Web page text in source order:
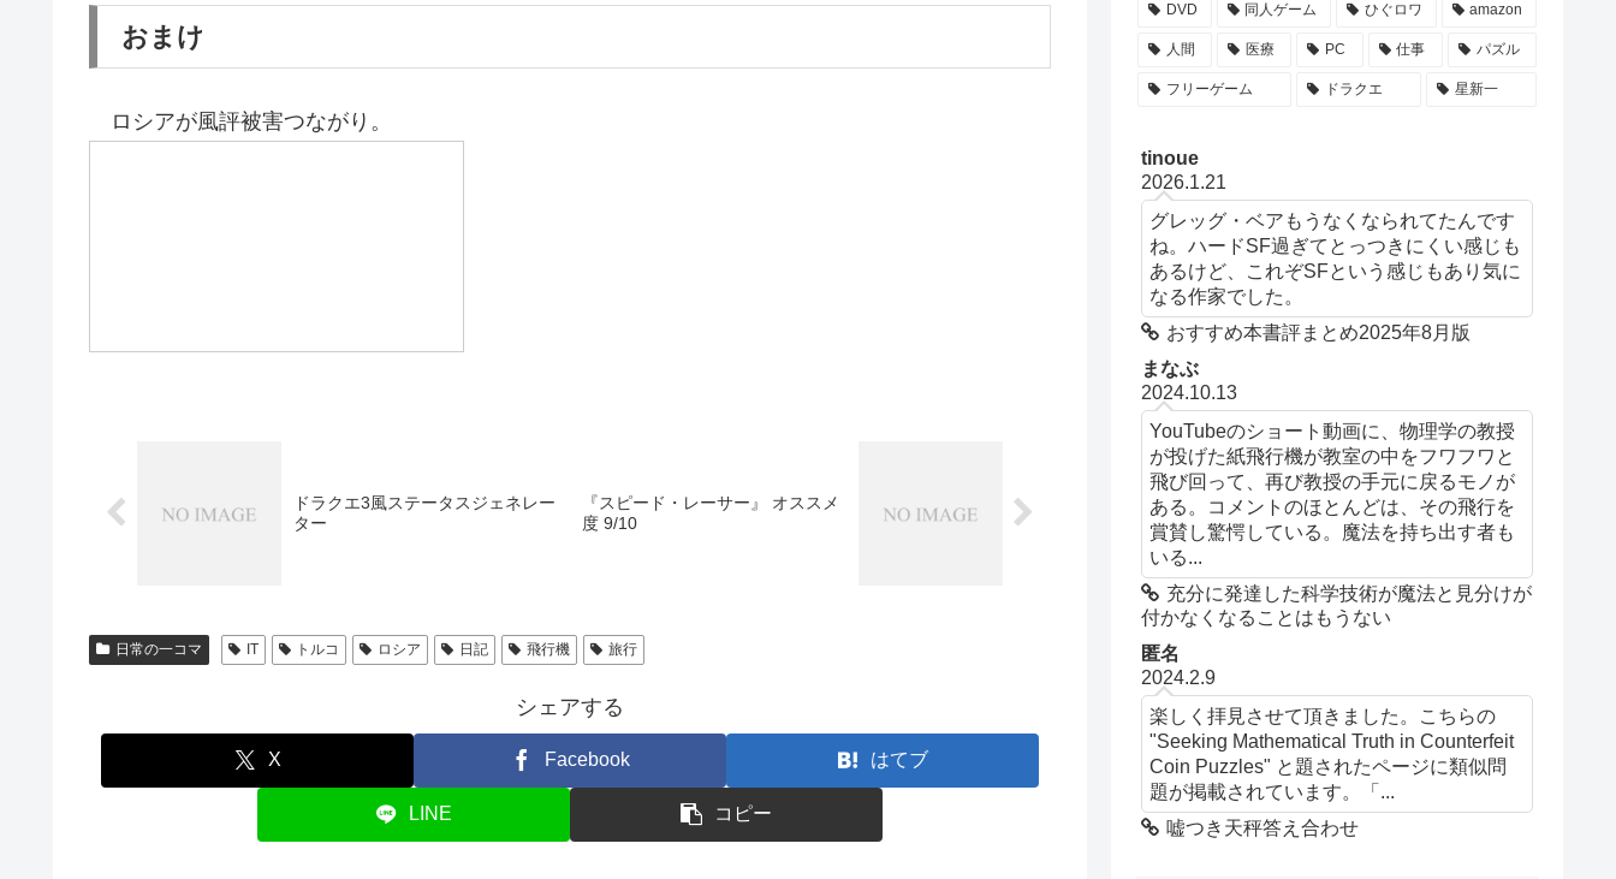
おまけ
ロシアが風評被害つながり。
ドラクエ3風ステータスジェネレー
ター
『スピード・レーサー』 オススメ
度 9/10
日常の一コマ IT トルコ ロシア 日記 飛行機 旅行
シェアする
X Facebook はてブ
LINE コピー
DVD 同人ゲーム ひぐロワ amazon
人間 医療 PC 仕事 パズル
フリーゲーム ドラクエ 星新一
tinoue
2026.1.21
グレッグ・ベアもうなくなられてたんです
ね。ハードSF過ぎてとっつきにくい感じも
あるけど、これぞSFという感じもあり気に
なる作家でした。
おすすめ本書評まとめ2025年8月版
まなぶ
2024.10.13
YouTubeのショート動画に、物理学の教授
が投げた紙飛行機が教室の中をフワフワと
飛び回って、再び教授の手元に戻るモノが
ある。コメントのほとんどは、その飛行を
賞賛し驚愕している。魔法を持ち出す者も
いる...
充分に発達した科学技術が魔法と見分けが
付かなくなることはもうない
匿名
2024.2.9
楽しく拝見させて頂きました。こちらの
"Seeking Mathematical Truth in Counterfeit
Coin Puzzles" と題されたページに類似問
題が掲載されています。「...
嘘つき天秤答え合わせ